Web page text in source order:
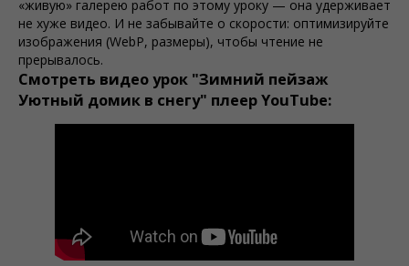
«живую» галерею работ по этому уроку — она удерживает
не хуже видео. И не забывайте о скорости: оптимизируйте
изображения (WebP, размеры), чтобы чтение не
прерывалось.
Смотреть видео урок "Зимний пейзаж
Уютный домик в снегу" плеер YouTube: